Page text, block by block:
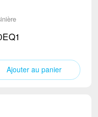
Ajouter au panier